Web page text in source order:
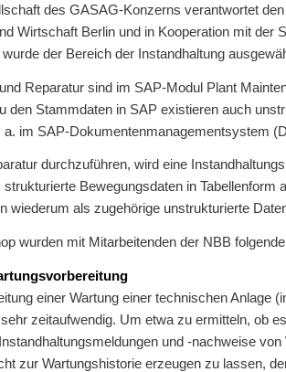
des GASAG-Konzerns verantwortet
Wirtschaft Berlin und in Kooperation mit
der Bereich der Instandhaltung
Reparatur sind im SAP-Modul Plant
den Stammdaten in SAP existieren auch
a. im SAP-Dokumentenmanagementsystem
durchzuführen, wird eine
Bewegungsdaten in
wiederum als zugehörige unstrukturierte
wurden mit Mitarbeitenden der NBB
einer Wartung einer technischen
zeitaufwendig. Um etwa zu ermitteln, ob
und -nachweise
zur Wartungshistorie erzeugen zu lassen,